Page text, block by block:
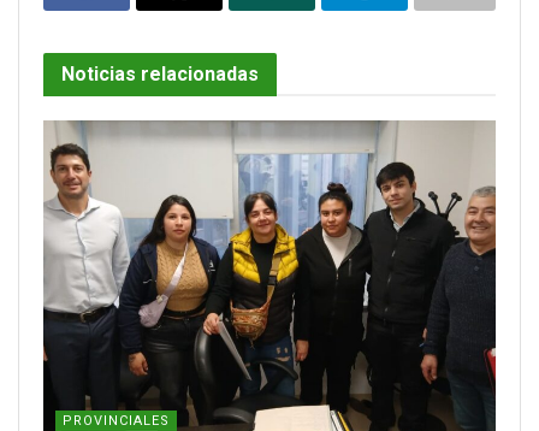
Noticias relacionadas
PROVINCIALES